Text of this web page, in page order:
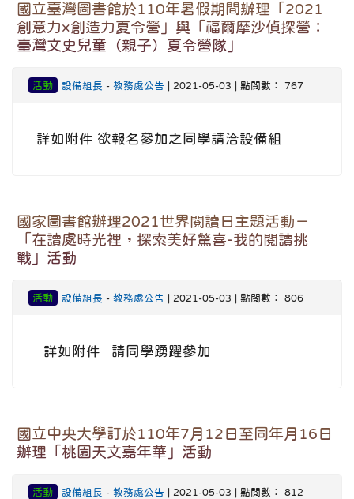
國立臺灣圖書館於110年暑假期間辦理「2021
創意力×創造力夏令營」與「福爾摩沙偵探營：
臺灣文史兒童（親子）夏令營隊」
活動 設備組長 - 教務處公告 | 2021-05-03 | 點閱數： 767
詳如附件 欲報名參加之同學請洽設備組
國家圖書館辦理2021世界閱讀日主題活動－
「在讀處時光裡，探索美好驚喜-我的閱讀挑
戰」活動
活動 設備組長 - 教務處公告 | 2021-05-03 | 點閱數： 806
詳如附件 請同學踴躍參加
國立中央大學訂於110年7月12日至同年月16日
辦理「桃園天文嘉年華」活動
活動 設備組長 - 教務處公告 | 2021-05-03 | 點閱數： 812